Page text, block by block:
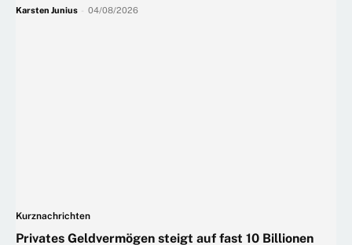
Karsten Junius 04/08/2026
Kurznachrichten
Privates Geldvermögen steigt auf fast 10 Billionen